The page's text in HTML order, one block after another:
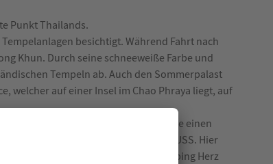
Punkt Thailands.
besichtigt. Während Fahrt nach
Khun. Durch seine schneeweiße Farbe und
Tempeln ab. Auch den Sommerpalast
welcher auf einer Insel im Chao Phraya liegt, auf
legten wir immer wieder gerne einen
Thailand sein soll, ist natürlich ein MUSS. Hier
Deko und vieles mehr lässt das Shopping Herz